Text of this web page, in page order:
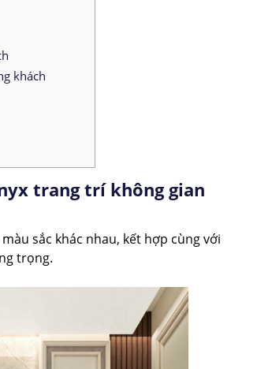
khách
trang trí không gian
sắc khác nhau, kết hợp cùng với
trọng.